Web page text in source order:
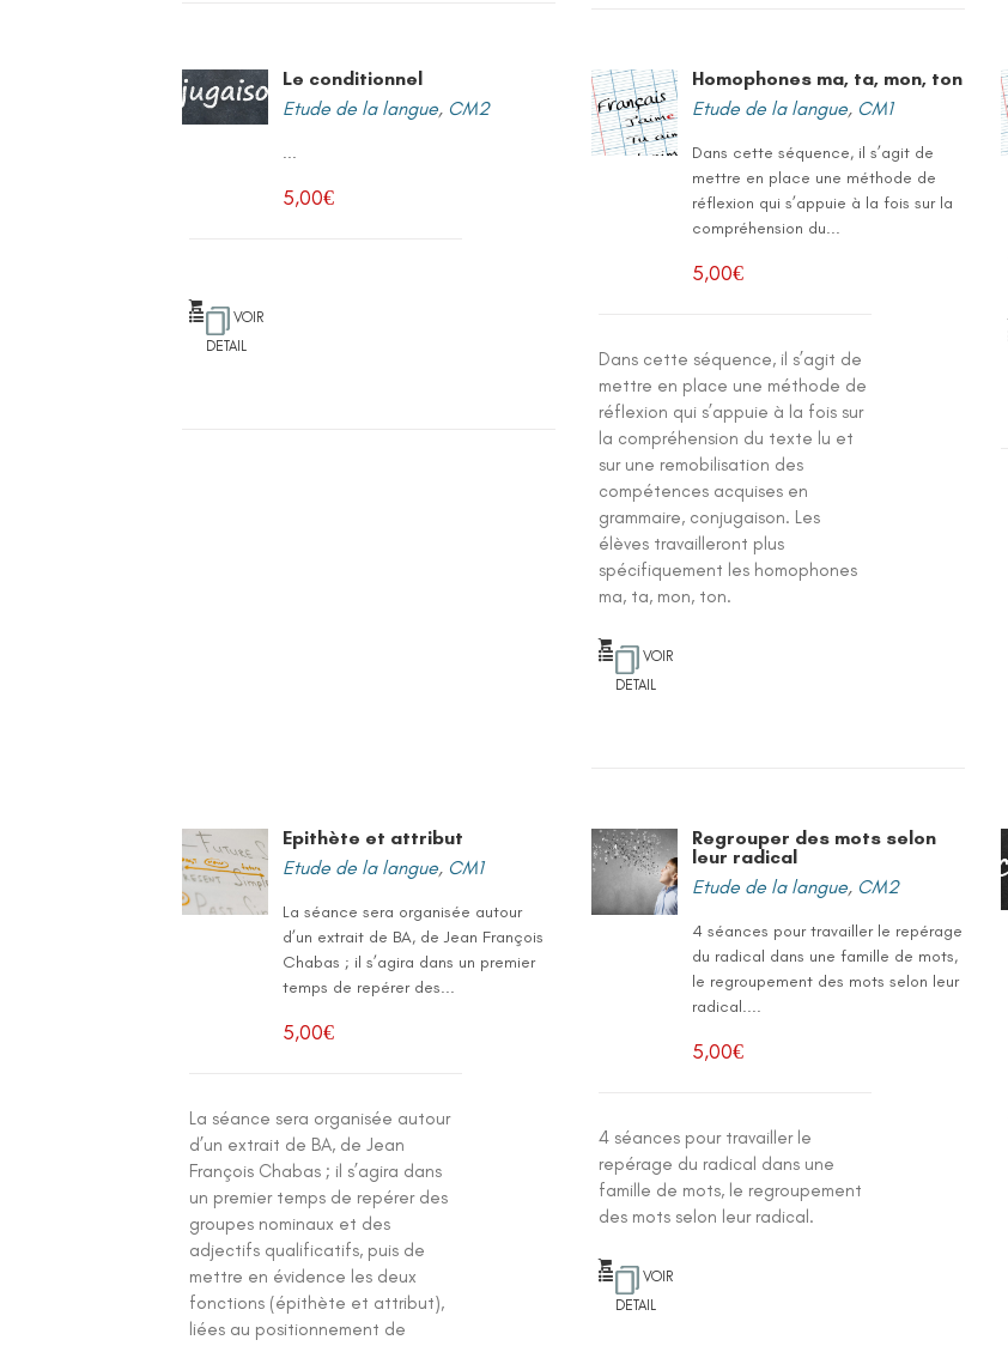
Le conditionnel
Etude de la langue, CM2
...
5,00€
VOIR
DETAIL
Homophones ma, ta, mon, ton
Etude de la langue, CM1
Dans cette séquence, il s’agit de
mettre en place une méthode de
réflexion qui s’appuie à la fois sur la
compréhension du...
5,00€
Dans cette séquence, il s’agit de
mettre en place une méthode de
réflexion qui s’appuie à la fois sur
la compréhension du texte lu et
sur une remobilisation des
compétences acquises en
grammaire, conjugaison. Les
élèves travailleront plus
spécifiquement les homophones
ma, ta, mon, ton.
VOIR
DETAIL
Epithète et attribut
Etude de la langue, CM1
La séance sera organisée autour
d’un extrait de BA, de Jean François
Chabas ; il s’agira dans un premier
temps de repérer des...
5,00€
La séance sera organisée autour
d’un extrait de BA, de Jean
François Chabas ; il s’agira dans
un premier temps de repérer des
groupes nominaux et des
adjectifs qualificatifs, puis de
mettre en évidence les deux
fonctions (épithète et attribut),
liées au positionnement de
Regrouper des mots selon
leur radical
Etude de la langue, CM2
4 séances pour travailler le repérage
du radical dans une famille de mots,
le regroupement des mots selon leur
radical....
5,00€
4 séances pour travailler le
repérage du radical dans une
famille de mots, le regroupement
des mots selon leur radical.
VOIR
DETAIL